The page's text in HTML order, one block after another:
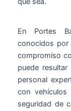
En Portes
conocidos por
compromiso
puede
personal
con vehículos
seguridad de